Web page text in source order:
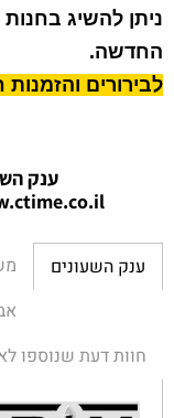
ניתן להשיג
החדשה.
לבירורים והזמנות חייגו:
ענק
ענק השעונים
חוות דעת שנוספו